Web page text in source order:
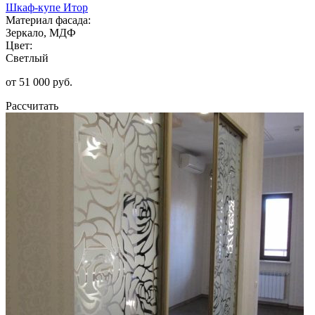
Шкаф-купе Итор
Материал фасада:
Зеркало, МДФ
Цвет:
Светлый
от 51 000 руб.
Рассчитать